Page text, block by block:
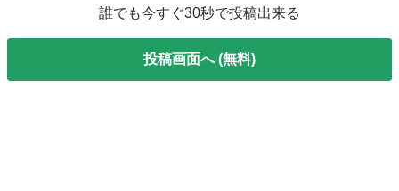
誰でも今すぐ30秒で投稿出来る
投稿画面へ (無料)